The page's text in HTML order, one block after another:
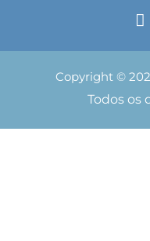
Copyright ©
Todos os